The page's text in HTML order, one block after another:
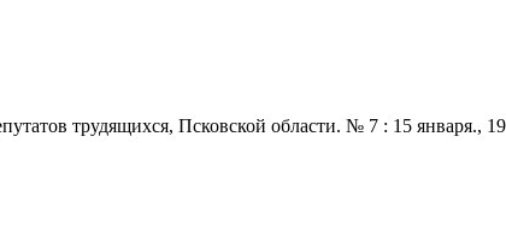
трудящихся, Псковской области. № 7 : 15 января.,